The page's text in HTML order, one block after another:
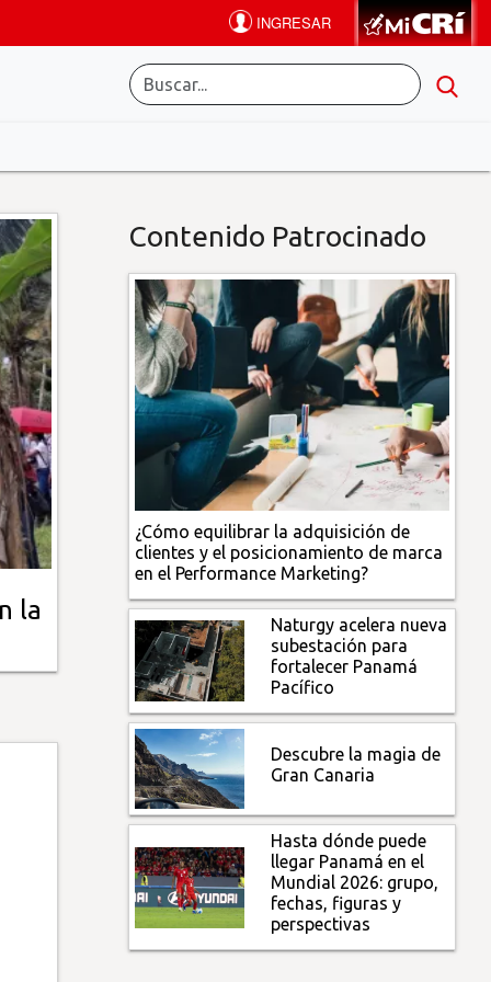
la
Contenido Patrocinado
¿Cómo equilibrar la adquisición de
clientes y el posicionamiento de marca
en el Performance Marketing?
Naturgy acelera nueva
subestación para
fortalecer Panamá
Pacífico
Descubre la magia de
Gran Canaria
Hasta dónde puede
llegar Panamá en el
Mundial 2026: grupo,
fechas, figuras y
perspectivas